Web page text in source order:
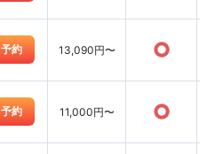
予約 13,090円〜 ○
予約 11,000円〜 ○